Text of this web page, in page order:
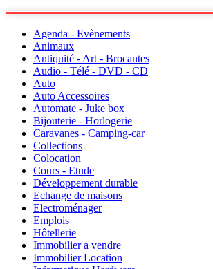
Agenda - Evènements
Animaux
Antiquité - Art - Brocantes
Audio - Télé - DVD - CD
Auto
Auto Accessoires
Automate - Juke box
Bijouterie - Horlogerie
Caravanes - Camping-car
Collections
Colocation
Cours - Etude
Développement durable
Echange de maisons
Electroménager
Emplois
Hôtellerie
Immobilier a vendre
Immobilier Location